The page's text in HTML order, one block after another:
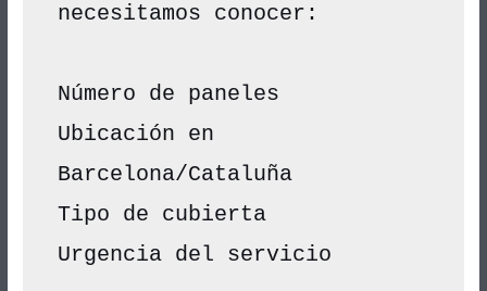
necesitamos conocer:
Número de paneles
Ubicación en
Barcelona/Cataluña
Tipo de cubierta
Urgencia del servicio